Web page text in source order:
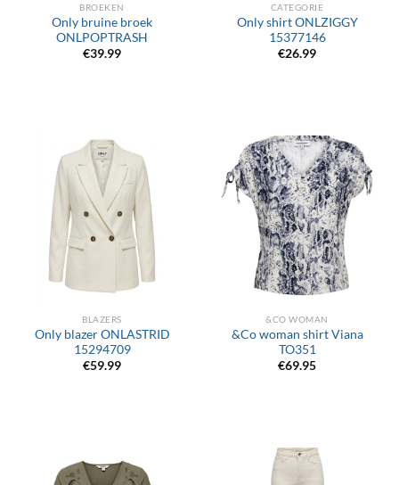
BROEKEN
Only bruine broek
ONLPOPTRASH
€39.99
CATEGORIE
Only shirt ONLZIGGY
15377146
€26.99
BLAZERS
Only blazer ONLASTRID
15294709
€59.99
&CO WOMAN
&Co woman shirt Viana
TO351
€69.95